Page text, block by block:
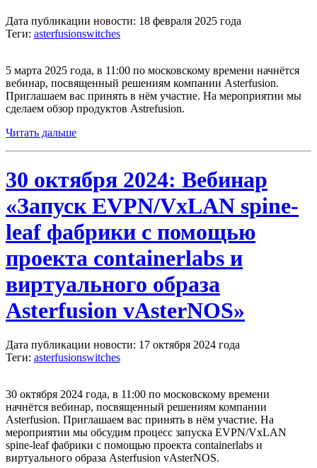
Дата публикации новости: 18 февраля 2025 года
Теги: asterfusionswitches
5 марта 2025 года, в 11:00 по московскому времени начнётся
вебинар, посвященный решениям компании Asterfusion.
Приглашаем вас принять в нём участие. На мероприятии мы
сделаем обзор продуктов Astrefusion.
Читать дальше
30 октября 2024: Вебинар
«Запуск EVPN/VxLAN spine-
leaf фабрики с помощью
проекта containerlabs и
виртуального образа
Asterfusion vAsterNOS»
Дата публикации новости: 17 октября 2024 года
Теги: asterfusionswitches
30 октября 2024 года, в 11:00 по московскому времени
начнётся вебинар, посвященный решениям компании
Asterfusion. Приглашаем вас принять в нём участие. На
мероприятии мы обсудим процесс запуска EVPN/VxLAN
spine-leaf фабрики с помощью проекта containerlabs и
виртуального образа Asterfusion vAsterNOS.